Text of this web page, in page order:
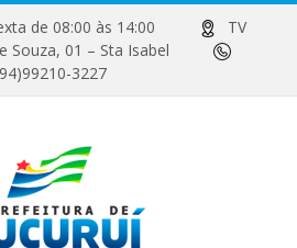
de 08:00 às 14:00
TV
Souza, 01 – Sta Isabel
3227